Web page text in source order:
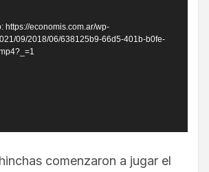
https://economis.com.ar/wp-
09/2018/06/638125b9-66d5-401b-b0fe-
comenzaron a jugar el